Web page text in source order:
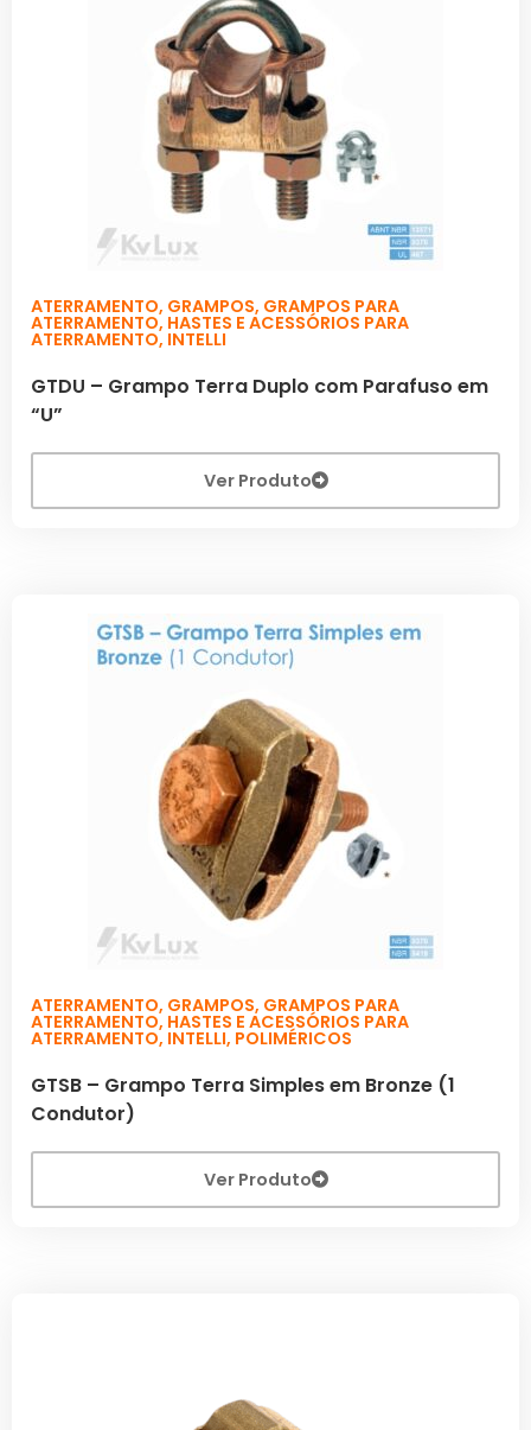
ATERRAMENTO, GRAMPOS, GRAMPOS PARA
ATERRAMENTO, HASTES E ACESSÓRIOS PARA
ATERRAMENTO, INTELLI
GTDU – Grampo Terra Duplo com Parafuso em
“U”
Ver Produto
ATERRAMENTO, GRAMPOS, GRAMPOS PARA
ATERRAMENTO, HASTES E ACESSÓRIOS PARA
ATERRAMENTO, INTELLI, POLIMÉRICOS
GTSB – Grampo Terra Simples em Bronze (1
Condutor)
Ver Produto